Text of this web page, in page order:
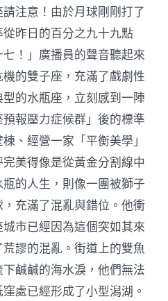
注意！由於月球剛剛打了
昨日的百分之九十九點
！」廣播員的聲音聽起來
的雙子座，充滿了戲劇性
的水瓶座，立刻感到一陣
報壓力症候群」後的標準
、經營一家「平衡美學」
美得像是從黃金分割線中
的人生，則像一團被獅子
充滿了混亂與錯位。他衝
市已經因為這個突如其來
謬的混亂。街道上的雙魚
鹹鹹的海水淚，他們無法
處已經形成了小型潟湖。